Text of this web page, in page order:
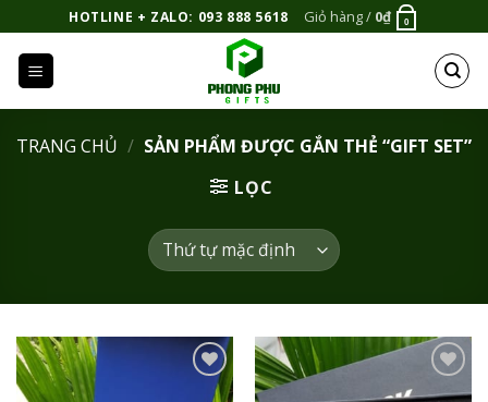
qua
dung
HOTLINE + ZALO: 093 888 5618 Giỏ hàng / 0₫ 0
TRANG CHỦ / SẢN PHẨM ĐƯỢC GẮN THẺ “GIFT SET”
LỌC
Add to
Add to